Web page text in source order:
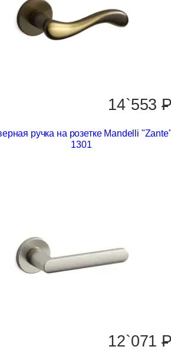
14`553P
ручка на розетке Mandelli "Zante"
1301
12`071P